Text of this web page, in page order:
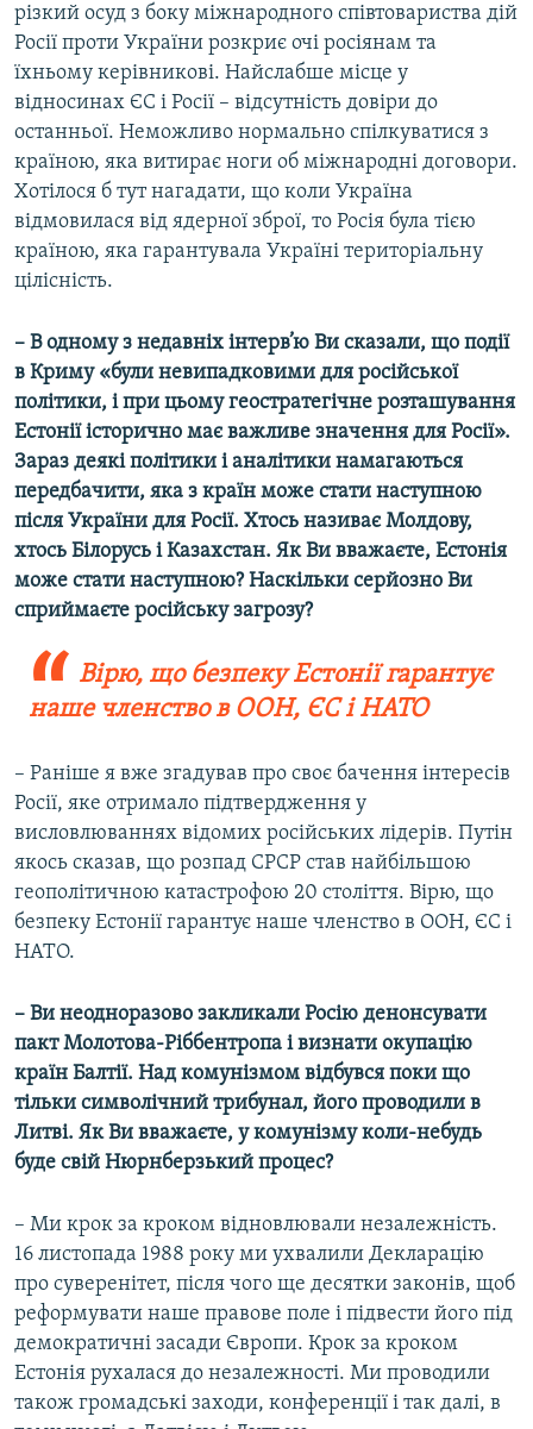
різкий осуд з боку міжнародного співтовариства дій
Росії проти України розкриє очі росіянам та
їхньому керівникові. Найслабше місце у
відносинах ЄС і Росії – відсутність довіри до
останньої. Неможливо нормально спілкуватися з
країною, яка витирає ноги об міжнародні договори.
Хотілося б тут нагадати, що коли Україна
відмовилася від ядерної зброї, то Росія була тією
країною, яка гарантувала Україні територіальну
цілісність.
– В одному з недавніх інтерв’ю Ви сказали, що події
в Криму «були невипадковими для російської
політики, і при цьому геостратегічне розташування
Естонії історично має важливе значення для Росії».
Зараз деякі політики і аналітики намагаються
передбачити, яка з країн може стати наступною
після України для Росії. Хтось називає Молдову,
хтось Білорусь і Казахстан. Як Ви вважаєте, Естонія
може стати наступною? Наскільки серйозно Ви
сприймаєте російську загрозу?
Вірю, що безпеку Естонії гарантує
наше членство в ООН, ЄС і НАТО
– Раніше я вже згадував про своє бачення інтересів
Росії, яке отримало підтвердження у
висловлюваннях відомих російських лідерів. Путін
якось сказав, що розпад СРСР став найбільшою
геополітичною катастрофою 20 століття. Вірю, що
безпеку Естонії гарантує наше членство в ООН, ЄС і
НАТО.
– Ви неодноразово закликали Росію денонсувати
пакт Молотова-Ріббентропа і визнати окупацію
країн Балтії. Над комунізмом відбувся поки що
тільки символічний трибунал, його проводили в
Литві. Як Ви вважаєте, у комунізму коли-небудь
буде свій Нюрнберзький процес?
– Ми крок за кроком відновлювали незалежність.
16 листопада 1988 року ми ухвалили Декларацію
про суверенітет, після чого ще десятки законів, щоб
реформувати наше правове поле і підвести його під
демократичні засади Європи. Крок за кроком
Естонія рухалася до незалежності. Ми проводили
також громадські заходи, конференції і так далі, в